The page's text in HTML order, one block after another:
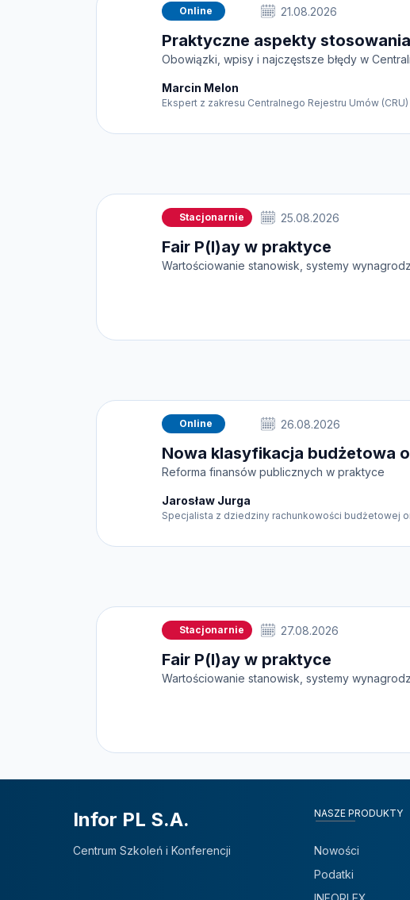
Praktyczne aspekty
Marcin Melon
Ekspert z zakresu Centralnego Rejestru Umów (CRU)
21.08.2026
Online
Obowiązki, wpisy i najczęstsze błędy w
Fair P(l)ay w praktyce
25.08.2026
Stacjonarnie
Wartościowanie stanowisk, systemy
Nowa klasyfikacja budżetowa
Jarosław Jurga
Specjalista z dziedziny rachunkowości budżetowej
26.08.2026
Online
Reforma finansów publicznych w praktyce
Fair P(l)ay w praktyce
27.08.2026
Stacjonarnie
Wartościowanie stanowisk, systemy
Infor PL S.A.
Centrum Szkoleń i Konferencji
NASZE PRODUKTY
Nowości
Podatki